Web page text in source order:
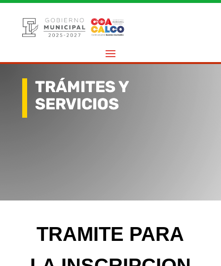
TRÁMITES Y
SERVICIOS
TRAMITE PARA